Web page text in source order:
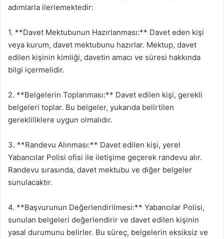
adımlarla ilerlemektedir:
1. **Davet Mektubunun Hazırlanması:** Davet eden kişi
veya kurum, davet mektubunu hazırlar. Mektup, davet
edilen kişinin kimliği, davetin amacı ve süresi hakkında
bilgi içermelidir.
2. **Belgelerin Toplanması:** Davet edilen kişi, gerekli
belgeleri toplar. Bu belgeler, yukarıda belirtilen
gerekliliklere uygun olmalıdır.
3. **Randevu Alınması:** Davet edilen kişi, yerel
Yabancılar Polisi ofisi ile iletişime geçerek randevu alır.
Randevu sırasında, davet mektubu ve diğer belgeler
sunulacaktır.
4. **Başvurunun Değerlendirilmesi:** Yabancılar Polisi,
sunulan belgeleri değerlendirir ve davet edilen kişinin
yasal durumunu belirler. Bu süreç, belgelerin eksiksiz ve